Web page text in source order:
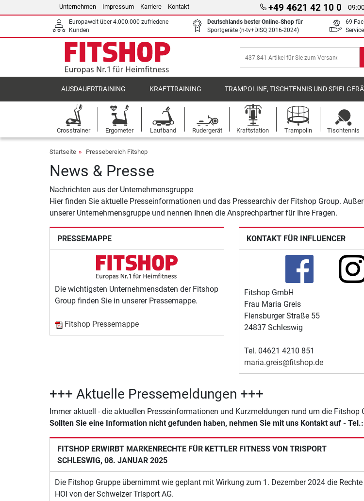
Unternehmen Impressum Karriere Kontakt +49 4621 42 10 0
Europaweit über 4.000.000 zufriedene
Kunden
Deutschlands bester Online-Shop für
Sportgeräte (n-tv+DISQ 2016-2024)
69
AUSDAUERTRAINING KRAFTTRAINING TRAMPOLINE, TISCHTENNIS UND
Crosstrainer Ergometer Laufband Rudergerät Kraftstation Trampolin Tischtennis
Startseite Pressebereich Fitshop
News & Presse
Nachrichten aus der Unternehmensgruppe
Hier finden Sie aktuelle Presseinformationen und das Pressearchiv der Fitshop Group.
unserer Unternehmensgruppe und nennen Ihnen die Ansprechpartner für Ihre Fragen.
PRESSEMAPPE
Die wichtigsten Unternehmensdaten der Fitshop
Group finden Sie in unserer Pressemappe.
Fitshop Pressemappe
KONTAKT FÜR INFLUENCER
Fitshop GmbH
Frau Maria Greis
Flensburger Straße 55
24837 Schleswig
Tel. 04621 4210 851
maria.greis@fitshop.de
+++ Aktuelle Pressemeldungen +++
Immer aktuell - die aktuellen Presseinformationen und Kurzmeldungen rund um die Fitshop
Sollten Sie eine Information nicht gefunden haben, nehmen Sie mit uns Kontakt auf -
FITSHOP ERWIRBT MARKENRECHTE FÜR KETTLER FITNESS VON TRISPORT
SCHLESWIG, 08. JANUAR 2025
Die Fitshop Gruppe übernimmt wie geplant mit Wirkung zum 1. Dezember 2024 die
HOI von der Schweizer Trisport AG.